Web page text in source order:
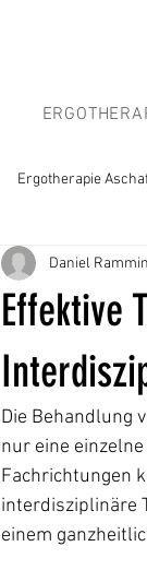
Ergotherapie
Effektive
Daniel
Die Behandlung
nur eine
Fachrichtungen
interdisziplinäre
einem